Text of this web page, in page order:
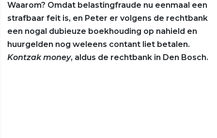
Waarom? Omdat belastingfraude nu eenmaal een
strafbaar feit is, en Peter er volgens de rechtbank
een nogal dubieuze boekhouding op nahield en
huurgelden nog weleens contant liet betalen.
Kontzak money, aldus de rechtbank in Den Bosch.